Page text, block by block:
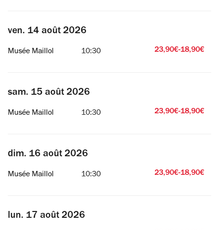
ven. 14 août 2026
Musée Maillol 10:30 23,90€-18,90€
sam. 15 août 2026
Musée Maillol 10:30 23,90€-18,90€
dim. 16 août 2026
Musée Maillol 10:30 23,90€-18,90€
lun. 17 août 2026